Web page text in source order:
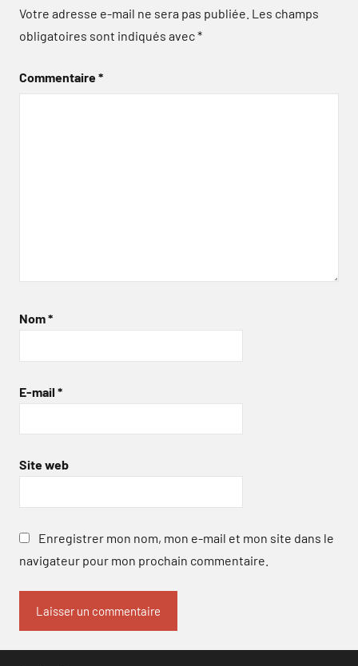
Votre adresse e-mail ne sera pas publiée. Les champs
obligatoires sont indiqués avec*
Commentaire*
Nom*
E-mail *
Site web
Enregistrer mon nom, mon e-mail et mon site dans le
navigateur pour mon prochain commentaire.